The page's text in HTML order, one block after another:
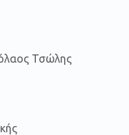
Τσώλης